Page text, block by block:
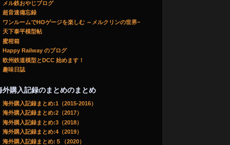
メル鉄おやじブログ
超音速備忘録
ワンルームでHOゲージを楽しむ ～メルクリンの世界~
天下泰平模型帖
蜜柑箱
Happy Railway のブログ
欧州鉄道模型とDCC 始めます！
趣味日誌
外購入記録のまとめのまとめ
海外購入記録まとめ:1（2015-2016）
海外購入記録まとめ:2（2017）
海外購入記録まとめ:3（2018）
海外購入記録まとめ:4（2019）
海外購入記録まとめ:５（2020）